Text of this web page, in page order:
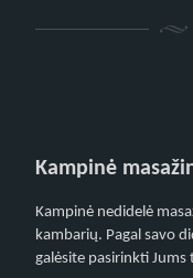
Kampinė
Kampinė nedidelė
kambarių. Pagal savo
galėsite pasirinkti